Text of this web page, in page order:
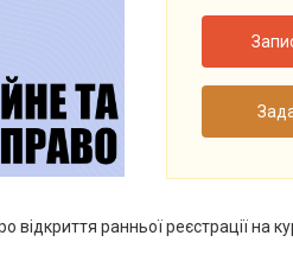
відкриття ранньої реєстрації